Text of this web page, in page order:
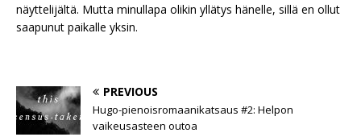
näyttelijältä. Mutta minullapa olikin yllätys hänelle, sillä en ollut
saapunut paikalle yksin.
PREVIOUS
Hugo-pienoisromaanikatsaus #2: Helpon
vaikeusasteen outoa